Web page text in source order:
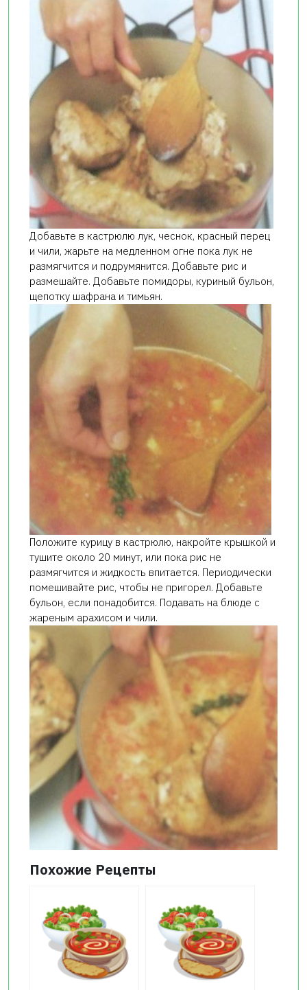
Добавьте в кастрюлю лук, чеснок, красный перец
и чили, жарьте на медленном огне пока лук не
размягчится и подрумянится. Добавьте рис и
размешайте. Добавьте помидоры, куриный бульон,
щепотку шафрана и тимьян.
Положите курицу в кастрюлю, накройте крышкой и
тушите около 20 минут, или пока рис не
размягчится и жидкость впитается. Периодически
помешивайте рис, чтобы не пригорел. Добавьте
бульон, если понадобится. Подавать на блюде с
жареным арахисом и чили.
Похожие Рецепты